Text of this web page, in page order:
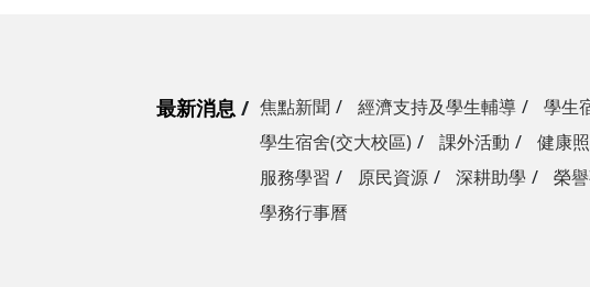
最新消息 焦點新聞 經濟支持及學生輔導
學生
學生宿舍(交大校區)
課外活動 健康
服務學習
原民資源 深耕助學
榮
學務行事曆